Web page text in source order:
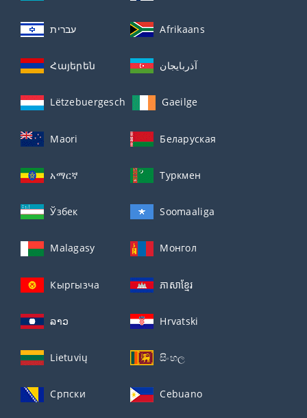
עברית Afrikaans
Հայերեն آذربايجان
Lëtzebuergesch Gaeilge
Maori Беларуская
አማርኛ Туркмен
Ўзбек Soomaaliga
Malagasy Монгол
Кыргызча ភាសាខ្មែរ
ລາວ Hrvatski
Lietuvių සිංහල
Српски Cebuano